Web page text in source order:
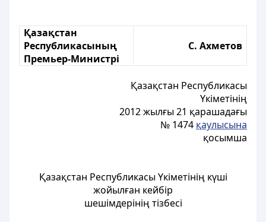
Қазақстан
Республикасының
Премьер-Министрі
С. Ахметов
Қазақстан Республикасы
Үкiметiнiң
2012 жылғы 21 қарашадағы
№ 1474 қаулысына
қосымша
Қазақстан Республикасы Үкiметiнiң күшi
жойылған кейбiр
шешiмдерiнiң тiзбесi